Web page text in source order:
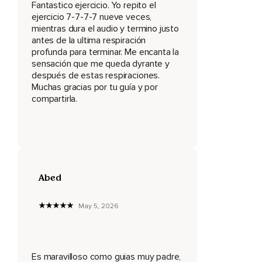
perfección.
Sé consciente de ello y agradece este bendito momento.
Respira lento y profundamente.
Suelta la tensión y la preocupación.
Aquí y ahora todo es perfecto.
Suelta y confía.
profunda vamos a comenzar a hacer nuestro ejercicio de
Este potente ejercicio se llama respiración HA y es una
Se trata de mantener a nuestra inquieta mente entretenida
Fantastico ejercicio. Yo repito el
ejercicio 7-7-7-7 nueve veces,
mientras dura el audio y termino justo
antes de la ultima respiración
profunda para terminar. Me encanta la
sensación que me queda dyrante y
después de estas respiraciones.
Muchas gracias por tu guía y por
compartirla.
Abed
May 5, 2026
Es maravilloso como guias muy padre,